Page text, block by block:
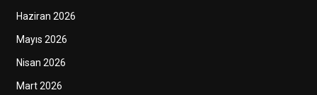
Haziran 2026
Mayıs 2026
Nisan 2026
Mart 2026